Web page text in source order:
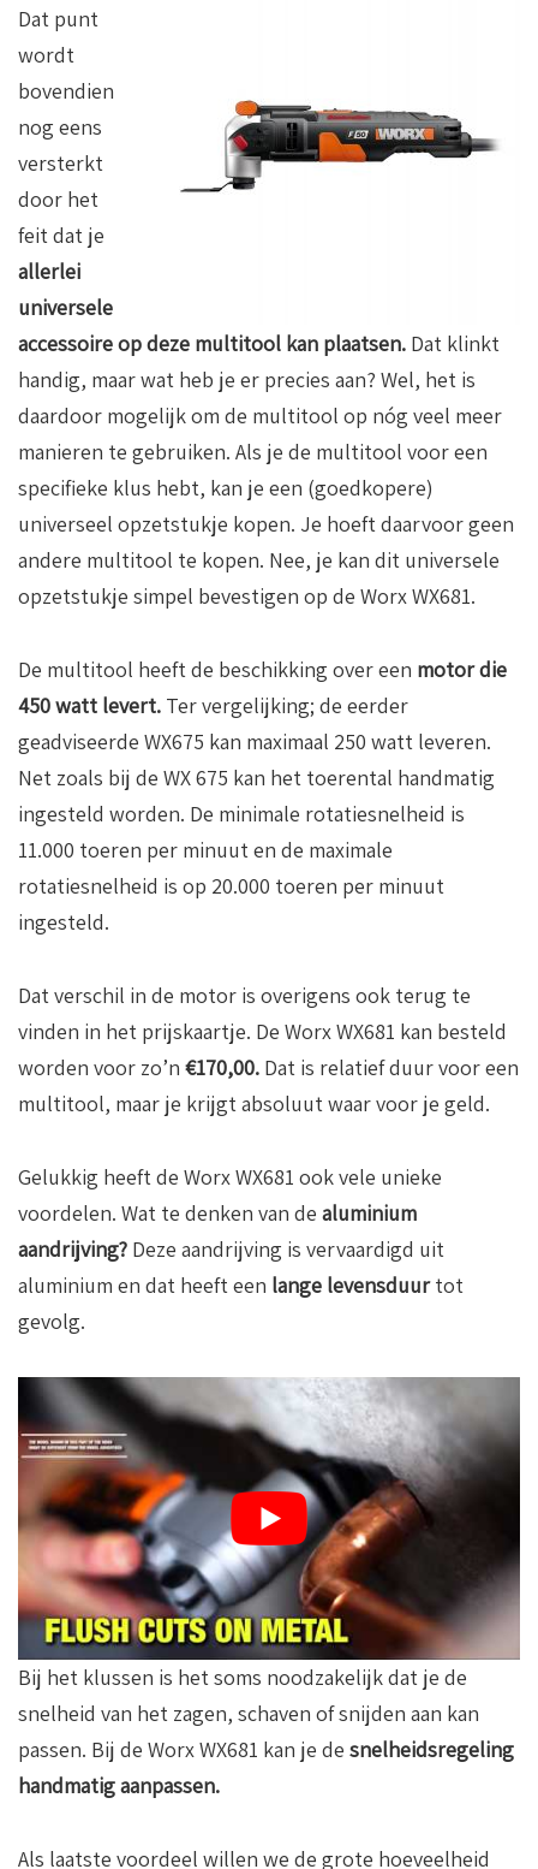
Dat punt
wordt
bovendien
nog eens
versterkt
door het
feit dat je
allerlei
universele
accessoire op deze multitool kan plaatsen. Dat klinkt
handig, maar wat heb je er precies aan? Wel, het is
daardoor mogelijk om de multitool op nóg veel meer
manieren te gebruiken. Als je de multitool voor een
specifieke klus hebt, kan je een (goedkopere)
universeel opzetstukje kopen. Je hoeft daarvoor geen
andere multitool te kopen. Nee, je kan dit universele
opzetstukje simpel bevestigen op de Worx WX681.
De multitool heeft de beschikking over een motor die
450 watt levert. Ter vergelijking; de eerder
geadviseerde WX675 kan maximaal 250 watt leveren.
Net zoals bij de WX 675 kan het toerental handmatig
ingesteld worden. De minimale rotatiesnelheid is
11.000 toeren per minuut en de maximale
rotatiesnelheid is op 20.000 toeren per minuut
ingesteld.
Dat verschil in de motor is overigens ook terug te
vinden in het prijskaartje. De Worx WX681 kan besteld
worden voor zo’n €170,00. Dat is relatief duur voor een
multitool, maar je krijgt absoluut waar voor je geld.
Gelukkig heeft de Worx WX681 ook vele unieke
voordelen. Wat te denken van de aluminium
aandrijving? Deze aandrijving is vervaardigd uit
aluminium en dat heeft een lange levensduurtot
gevolg.
Bij het klussen is het soms noodzakelijk dat je de
snelheid van het zagen, schaven of snijden aan kan
passen. Bij de Worx WX681 kan je de snelheidsregeling
handmatig aanpassen.
Als laatste voordeel willen we de grote hoeveelheid